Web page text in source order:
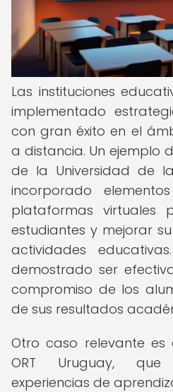
Las instituciones
implementado
con gran éxito en el
a distancia. Un ejemplo
de la Universidad de
incorporado
plataformas virtuales
estudiantes y mejorar
actividades
demostrado ser
compromiso de los
de sus resultados
Otro caso relevante es
ORT Uruguay,
experiencias de